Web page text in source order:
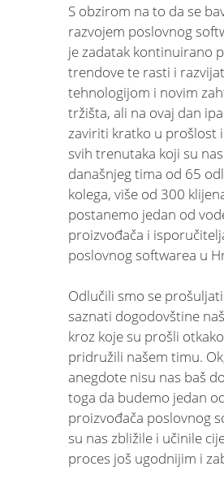
S obzirom na to da se
razvojem poslovnog
je zadatak kontinuirano
trendove te rasti i
tehnologijom i novim
tržišta, ali na ovaj dan
zaviriti kratko u prošlost
svih trenutaka koji su
današnjeg tima od 65
kolega, više od 300
postanemo jedan od
proizvođača i
poslovnog softwarea u
Odlučili smo se
saznati dogodovštine
kroz koje su prošli
pridružili našem timu.
anegdote nisu nas baš
toga da budemo jedan
proizvođača poslovnog
su nas zbližile i učinile
proces još ugodnijim i